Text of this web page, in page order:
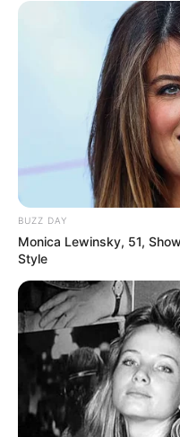
Auf einigen Seiten
Angebote integriert.
gekauft wird, ist das
dadurch der Preis ändert.
BUZZ DAY
Monica Lewinsky, 51,
Style